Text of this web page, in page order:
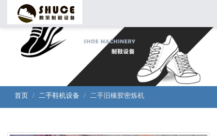
首页 二手鞋机设备 二手旧橡胶密炼机